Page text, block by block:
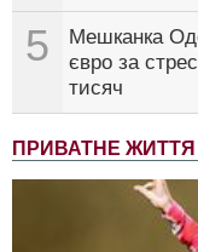
5
Мешканка
євро за
тисяч
ПРИВАТНЕ ЖИТТЯ